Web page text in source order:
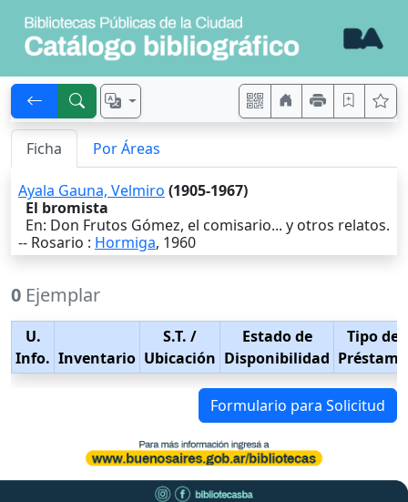
Ficha Por Áreas
Ayala Gauna, Velmiro (1905-1967)
El bromista
En: Don Frutos Gómez, el comisario... y otros relatos.
-- Rosario : Hormiga, 1960
0 Ejemplar
U.
Info. Inventario
S.T. /
Ubicación
Estado de
Disponibilidad
Tipo de
Préstamo
Formulario para Solicitud